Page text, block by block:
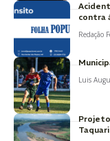
contra
Redação
Luis
Taquari